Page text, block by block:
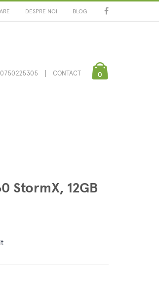
DESPRE NOI BLOG
0750225305 CONTACT 0
StormX, 12GB